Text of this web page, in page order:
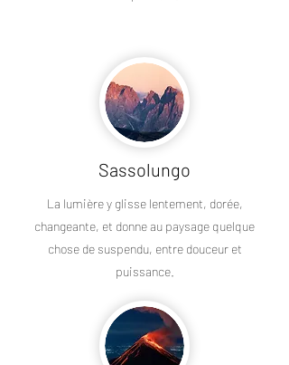
Sassolungo
La lumière y glisse lentement, dorée,
changeante, et donne au paysage quelque
chose de suspendu, entre douceur et
puissance.